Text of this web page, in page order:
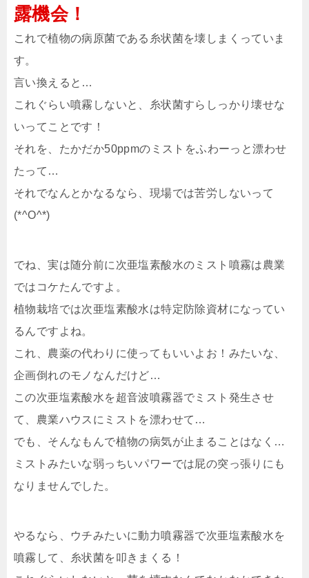
露機会！
これで植物の病原菌である糸状菌を壊しまくっていま
す。
言い換えると…
これぐらい噴霧しないと、糸状菌すらしっかり壊せな
いってことです！
それを、たかだか50ppmのミストをふわーっと漂わせ
たって…
それでなんとかなるなら、現場では苦労しないって
(*^O^*)
でね、実は随分前に次亜塩素酸水のミスト噴霧は農業
ではコケたんですよ。
植物栽培では次亜塩素酸水は特定防除資材になってい
るんですよね。
これ、農薬の代わりに使ってもいいよお！みたいな、
企画倒れのモノなんだけど…
この次亜塩素酸水を超音波噴霧器でミスト発生させ
て、農業ハウスにミストを漂わせて…
でも、そんなもんで植物の病気が止まることはなく…
ミストみたいな弱っちいパワーでは屁の突っ張りにも
なりませんでした。
やるなら、ウチみたいに動力噴霧器で次亜塩素酸水を
噴霧して、糸状菌を叩きまくる！